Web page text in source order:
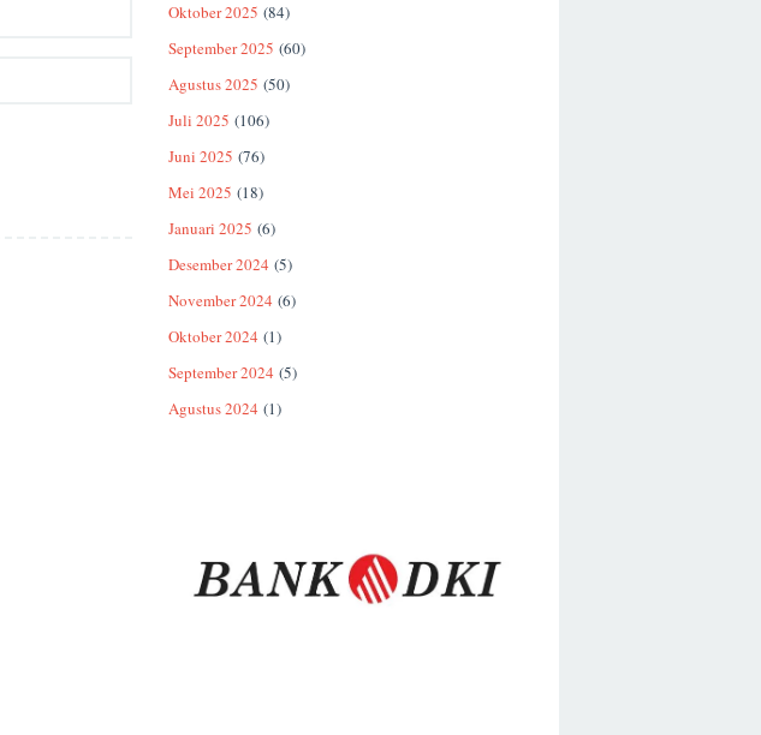
Oktober 2025 (84)
September 2025 (60)
Agustus 2025 (50)
Juli 2025 (106)
Juni 2025 (76)
Mei 2025 (18)
Januari 2025 (6)
Desember 2024 (5)
November 2024 (6)
Oktober 2024 (1)
September 2024 (5)
Agustus 2024 (1)